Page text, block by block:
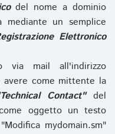
del nome a dominio
mediante un semplice
Elettronico
mail all'indirizzo
avere come mittente la
Contact"del
oggetto un testo
mydomain.sm"